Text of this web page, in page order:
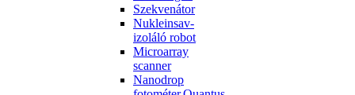
Szekvenátor
Nukleinsav-
izoláló robot
Microarray
scanner
Nanodrop